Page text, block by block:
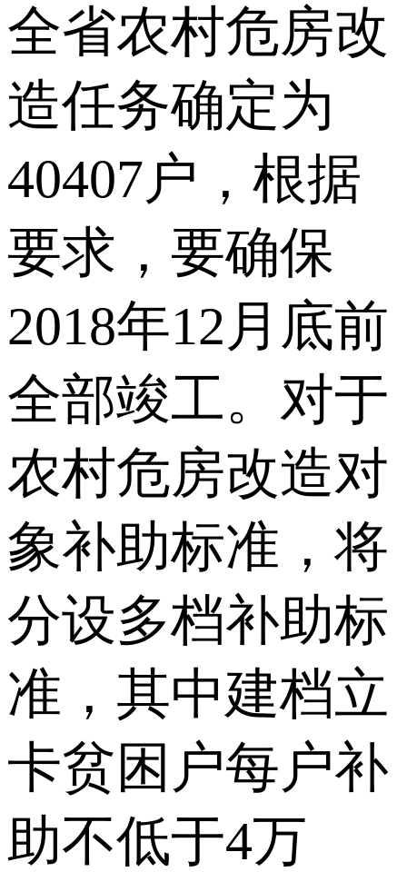
全省农村危房改
造任务确定为
40407户，根据
要求，要确保
2018年12月底前
全部竣工。对于
农村危房改造对
象补助标准，将
分设多档补助标
准，其中建档立
卡贫困户每户补
助不低于4万